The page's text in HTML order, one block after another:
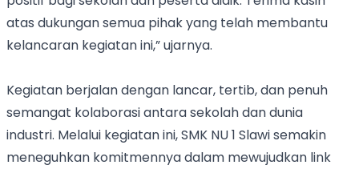
atas dukungan semua pihak yang telah membantu
kelancaran kegiatan ini,” ujarnya.
Kegiatan berjalan dengan lancar, tertib, dan penuh
semangat kolaborasi antara sekolah dan dunia
industri. Melalui kegiatan ini, SMK NU 1 Slawi semakin
meneguhkan komitmennya dalam mewujudkan link